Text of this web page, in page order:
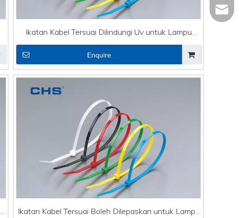
Ikatan Kabel Tersuai Dilindungi Uv untuk Lampu
Rentetan
Enquire
Ikatan Kabel Tersuai Boleh Dilepaskan untuk Lampu
+86 -